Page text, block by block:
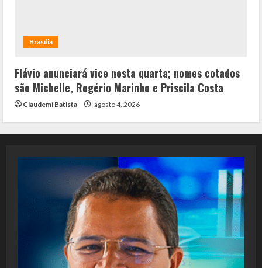
Brasília
Flávio anunciará vice nesta quarta; nomes cotados
são Michelle, Rogério Marinho e Priscila Costa
Claudemi Batista agosto 4, 2026